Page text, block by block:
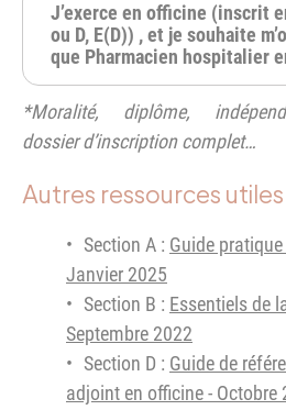
J’exerce en officine (inscrit
ou D, E(D)) , et je souhaite
que Pharmacien hospitalier
*Moralité, diplôme,
dossier d’inscription complet…
Autres ressources utiles
Section A : Guide
Janvier 2025
Section B : Essentiels de
Septembre 2022
Section D : Guide de
adjoint en officine - Octobre